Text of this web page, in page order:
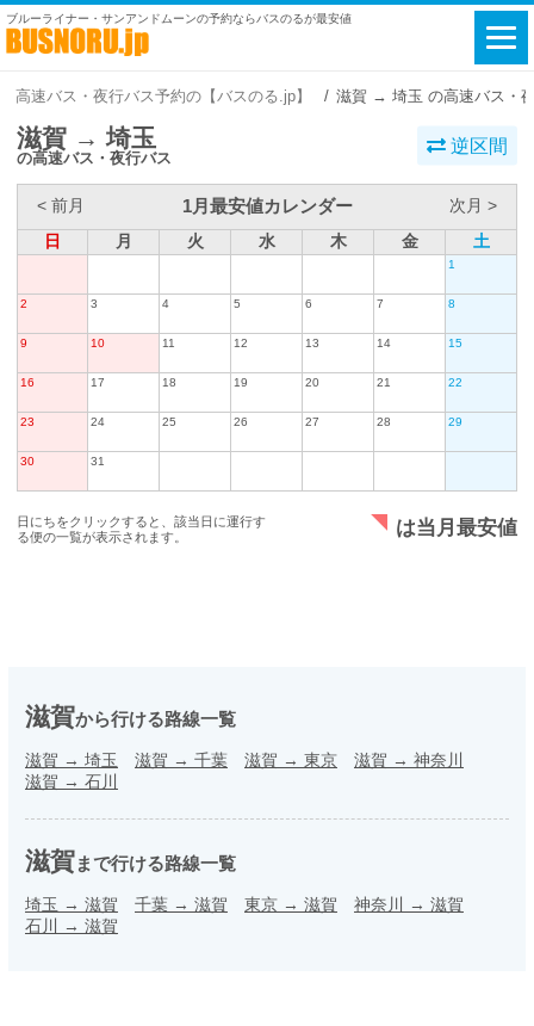
ブルーライナー・サンアンドムーンの予約ならバスのるが最安値
高速バス・夜行バス予約の【バスのる.jp】 滋賀 → 埼玉 の高速バス・
滋賀 → 埼玉
の高速バス・夜行バス
逆区間
< 前月 1月最安値カレンダー
次月 >
日
月 火 水 木 金 土
1
2 3 4 5 6 7 8
9 10 11 12 13 14 15
16 17 18 19 20 21 22
23 24 25 26 27 28 29
30 31
日にちをクリックすると、該当日に運行す
る便の一覧が表示されます。
は当月最安値
滋賀から行ける路線一覧
滋賀 → 埼玉 滋賀 → 千葉 滋賀 → 東京 滋賀 → 神奈川
滋賀 → 石川
滋賀まで行ける路線一覧
埼玉 → 滋賀 千葉 → 滋賀 東京 → 滋賀 神奈川 → 滋賀
石川 → 滋賀